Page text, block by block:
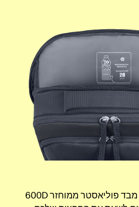
תיק מסמכים עשוי מבד פוליאסטר ממוחזר 600D